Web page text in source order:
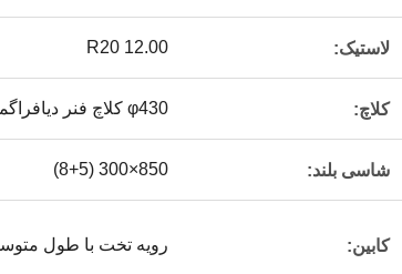
لاستیک: 12.00 R20
کلاچ: φ430 کلاچ فنر دیافراگمی
شاسی بلند: 850×300 (8+5)
کابین: رویه تخت با طول